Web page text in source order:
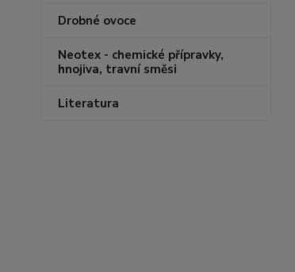
Drobné ovoce
Neotex - chemické přípravky,
hnojiva, travní směsi
Literatura